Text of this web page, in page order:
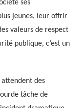
ses
jeunes, leur offrir
valeurs de respect
publique, c’est un
des
tâche de